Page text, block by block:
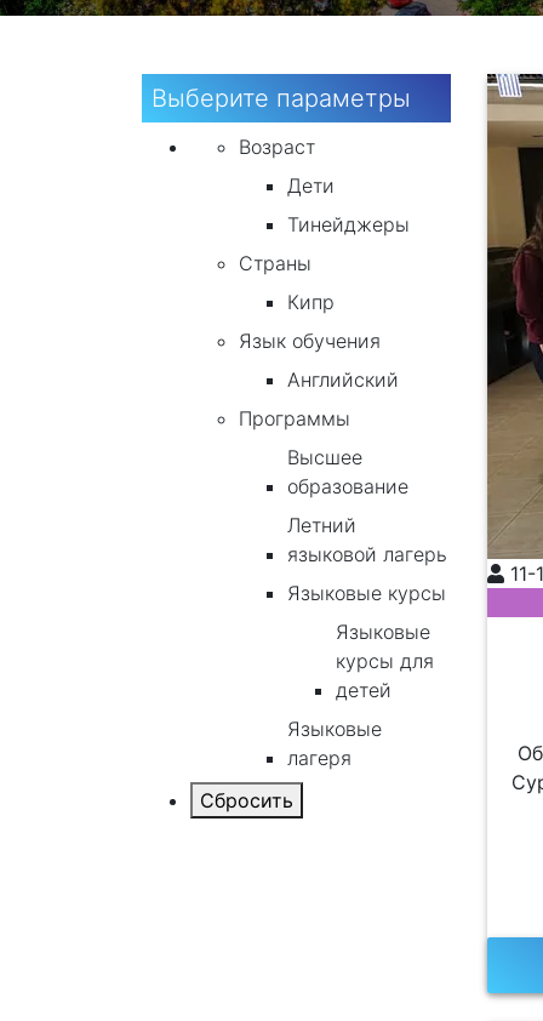
Выберите параметры
Возраст
Дети
Тинейджеры
Страны
Кипр
Язык обучения
Английский
Программы
Высшее
образование
Летний
языковой лагерь
Языковые курсы
Языковые
курсы для
детей
Языковые
лагеря
11-